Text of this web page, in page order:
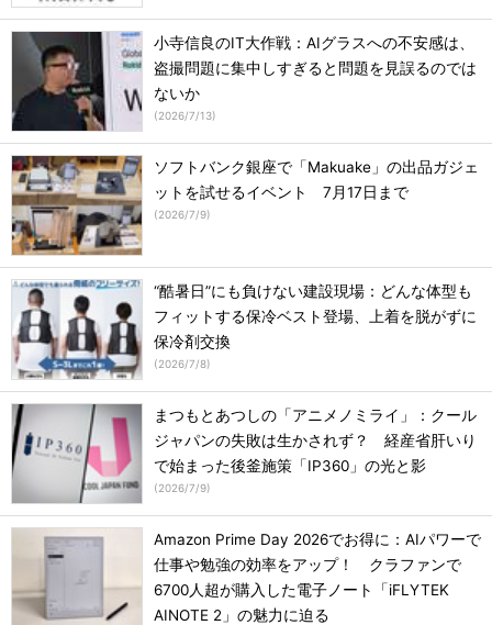
小寺信良のIT大作戦：AIグラスへの不安感は、
盗撮問題に集中しすぎると問題を見誤るのでは
ないか
(2026/7/13)
ソフトバンク銀座で「Makuake」の出品ガジェ
ットを試せるイベント 7月17日まで
(2026/7/9)
“酷暑日”にも負けない建設現場：どんな体型も
フィットする保冷ベスト登場、上着を脱がずに
保冷剤交換
(2026/7/8)
まつもとあつしの「アニメノミライ」：クール
ジャパンの失敗は生かされず？ 経産省肝いり
で始まった後釜施策「IP360」の光と影
(2026/7/9)
Amazon Prime Day 2026でお得に：AIパワーで
仕事や勉強の効率をアップ！ クラファンで
6700人超が購入した電子ノート「iFLYTEK
AINOTE 2」の魅力に迫る